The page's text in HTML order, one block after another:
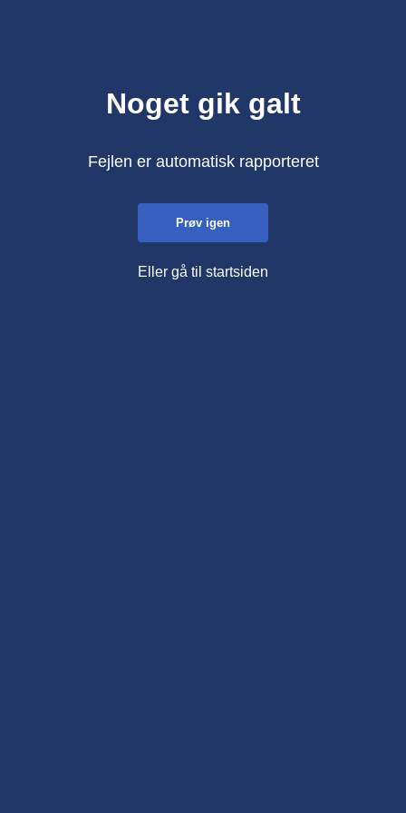
Noget gik galt
Fejlen er automatisk rapporteret
Prøv igen
Eller gå til startsiden